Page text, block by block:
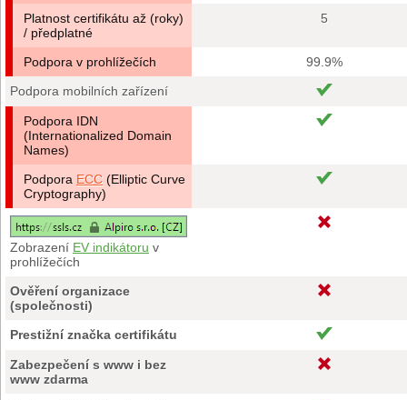
Platnost certifikátu až (roky)
/ předplatné
5
Podpora v prohlížečích
99.9%
Podpora mobilních zařízení
Podpora IDN
(Internationalized Domain
Names)
Podpora ECC (Elliptic Curve
Cryptography)
Zobrazení EV indikátoru v
prohlížečích
Ověření organizace
(společnosti)
Prestižní značka certifikátu
Zabezpečení s www i bez
www zdarma